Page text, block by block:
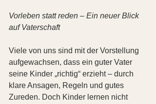
Vorleben statt reden – Ein neuer Blick
auf Vaterschaft
Viele von uns sind mit der Vorstellung
aufgewachsen, dass ein guter Vater
seine Kinder „richtig“ erzieht – durch
klare Ansagen, Regeln und gutes
Zureden. Doch Kinder lernen nicht